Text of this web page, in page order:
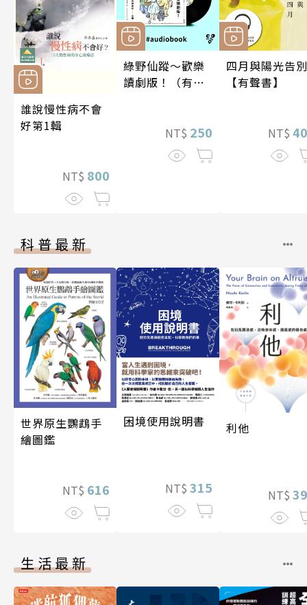
誰說慢性病不會
好第1輯
NT$ 800
綠野仙蹤～歡樂
讀劇版！（有聲
NT$ 250
四月與陽光告別
【有聲書】
NT$
科普最新
世界原生鸚鵡手
繪圖鑑
NT$ 616
困境使用說明書
NT$ 315
利他
NT$
生活最新